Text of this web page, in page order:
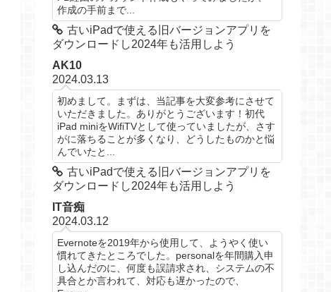
作成の手前まで...
古いiPadで使える旧バージョンアプリを
ダウンロードし2024年も活用しよう
AK10
2024.03.13
初めまして。まずは、当記事を大変参考にさせて
いただきました。ありがとうございます！初代
iPad miniをWifiTVとして使っていましたが、さす
がに落ちることが多くなり、どうしたものかと悩
んでいたと...
古いiPadで使える旧バージョンアプリを
ダウンロードし2024年も活用しよう
IT音痴
2024.03.12
Evernoteを2019年から使用して、ようやく使い
慣れてきたところでした。personalを年間購入申
し込んだのに、何度も誤請求され、システムの不
具合とか言われて、対応も遅かったので、